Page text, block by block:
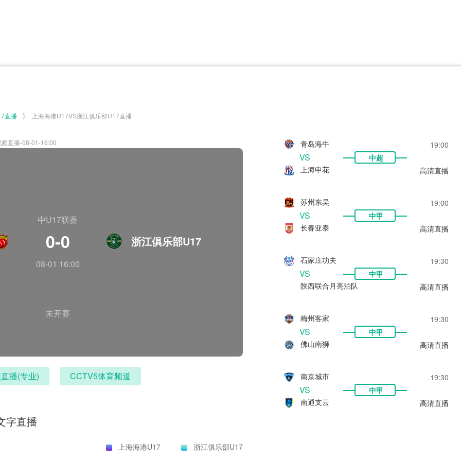
美洲杯 韩K联 NBA 欧联杯 巴西甲
瑞典超
直播 》 上海海港U17VS浙江俱乐部U17直播
直播-08-01-16:00
中U17联赛
0-0 浙江俱乐部U17
08-01 16:00
未开赛
播(专业) CCTV5体育频道
字直播
上海海港U17 浙江俱乐部U17
青岛海牛 19:00
VS
中超
上海申花
高清直播
苏州东吴 19:00
VS
中甲
长春亚泰
高清直播
石家庄功夫 19:30
VS
中甲
陕西联合月亮泊队
高清直播
梅州客家 19:30
VS
中甲
佛山南狮
高清直播
南京城市 19:30
VS
中甲
南通支云
高清直播